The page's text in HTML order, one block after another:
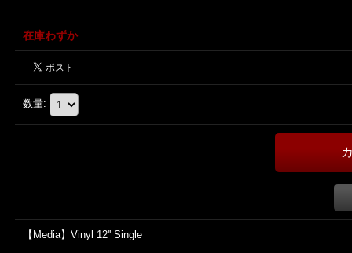
在庫わずか
数量:
【Media】Vinyl 12'' Single